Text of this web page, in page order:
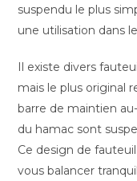
suspendu le plus
une utilisation dans
Il existe divers
mais le plus original
barre de maintien
du hamac sont
Ce design de
vous balancer